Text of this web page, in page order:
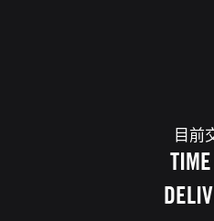
目前